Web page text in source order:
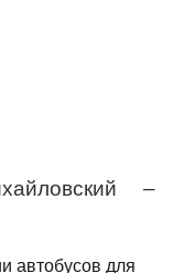
–
автобусов для